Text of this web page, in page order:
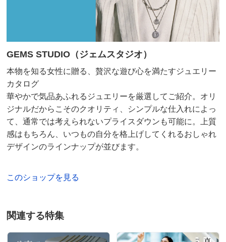
GEMS STUDIO（ジェムスタジオ）
本物を知る女性に贈る、贅沢な遊び心を満たすジュエリー
カタログ
華やかで気品あふれるジュエリーを厳選してご紹介。オリ
ジナルだからこそのクオリティ、シンプルな仕入れによっ
て、通常では考えられないプライスダウンも可能に。上質
感はもちろん、いつもの自分を格上げしてくれるおしゃれ
デザインのラインナップが並びます。
このショップを見る
関連する特集